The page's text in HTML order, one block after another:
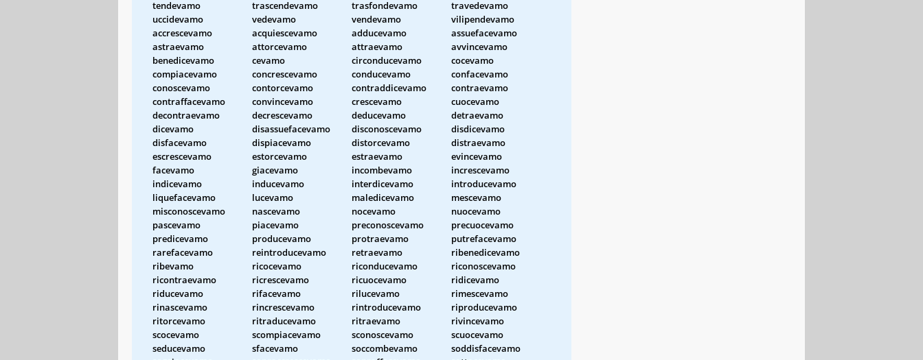
tendevamo
trascendevamo trasfondevamo
travedevamo
uccidevamo
vedevamo vendevamo
vilipendevamo
accrescevamo
acquiescevamo adducevamo
assuefacevamo
astraevamo
attorcevamo attraevamo
avvincevamo
benedicevamo
cevamo circonducevamo
cocevamo
compiacevamo
concrescevamo conducevamo
confacevamo
conoscevamo
contorcevamo contraddicevamo
contraevamo
contraffacevamo
convincevamo crescevamo
cuocevamo
decontraevamo
decrescevamo deducevamo
detraevamo
dicevamo
disassuefacevamo disconoscevamo
disdicevamo
disfacevamo
dispiacevamo distorcevamo
distraevamo
escrescevamo
estorcevamo estraevamo
evincevamo
facevamo
giacevamo incombevamo
increscevamo
indicevamo
inducevamo interdicevamo
introducevamo
liquefacevamo
lucevamo maledicevamo
mescevamo
misconoscevamo
nascevamo nocevamo
nuocevamo
pascevamo
piacevamo preconoscevamo
precuocevamo
predicevamo
producevamo protraevamo
putrefacevamo
rarefacevamo
reintroducevamo retraevamo
ribenedicevamo
ribevamo
ricocevamo riconducevamo
riconoscevamo
ricontraevamo
ricrescevamo ricuocevamo
ridicevamo
riducevamo
rifacevamo rilucevamo
rimescevamo
rinascevamo
rincrescevamo rintroducevamo
riproducevamo
ritorcevamo
ritraducevamo ritraevamo
rivincevamo
scocevamo
scompiacevamo sconoscevamo
scuocevamo
seducevamo
sfacevamo soccombevamo
soddisfacevamo